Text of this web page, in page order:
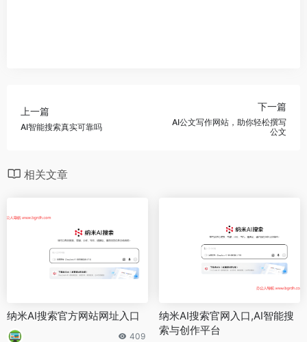
上一篇
AI智能搜索真实可靠吗
下一篇
AI公文写作网站，助你轻松撰写
公文
相关文章
纳米AI搜索官方网站网址入口
409
纳米AI搜索官网入口,AI智能搜
索与创作平台